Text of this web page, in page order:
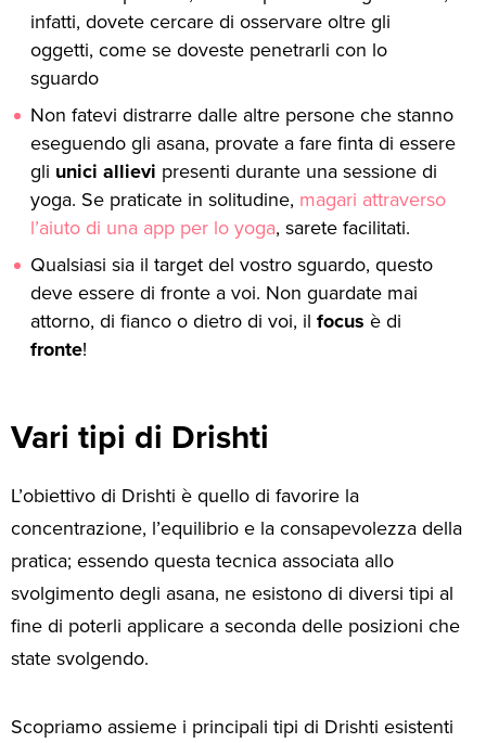
infatti, dovete cercare di osservare oltre gli
oggetti, come se doveste penetrarli con lo
sguardo
Non fatevi distrarre dalle altre persone che stanno
eseguendo gli asana, provate a fare finta di essere
gli unici allievi presenti durante una sessione di
yoga. Se praticate in solitudine, magari attraverso
l’aiuto di una app per lo yoga, sarete facilitati.
Qualsiasi sia il target del vostro sguardo, questo
deve essere di fronte a voi. Non guardate mai
attorno, di fianco o dietro di voi, il focus è di
fronte!
Vari tipi di Drishti
L’obiettivo di Drishti è quello di favorire la
concentrazione, l’equilibrio e la consapevolezza della
pratica; essendo questa tecnica associata allo
svolgimento degli asana, ne esistono di diversi tipi al
fine di poterli applicare a seconda delle posizioni che
state svolgendo.
Scopriamo assieme i principali tipi di Drishti esistenti